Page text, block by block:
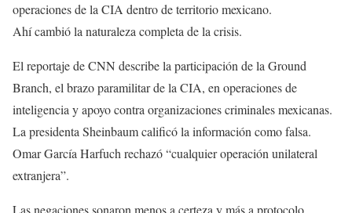
operaciones de la CIA dentro de territorio mexicano.
Ahí cambió la naturaleza completa de la crisis.
El reportaje de CNN describe la participación de la Ground
Branch, el brazo paramilitar de la CIA, en operaciones de
inteligencia y apoyo contra organizaciones criminales mexicanas.
La presidenta Sheinbaum calificó la información como falsa.
Omar García Harfuch rechazó “cualquier operación unilateral
extranjera”.
Las negaciones sonaron menos a certeza y más a protocolo.